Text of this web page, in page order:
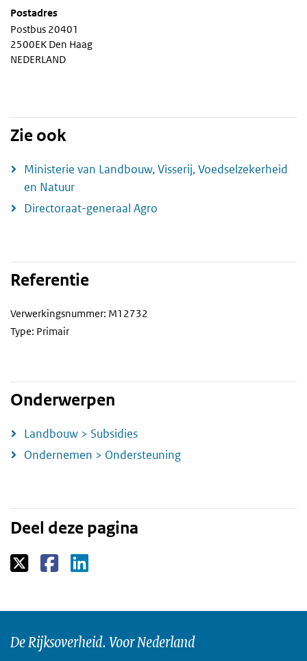
Postadres
Postbus 20401
2500EK Den Haag
NEDERLAND
Zie ook
Ministerie van Landbouw, Visserij, Voedselzekerheid
en Natuur
Directoraat-generaal Agro
Referentie
Verwerkingsnummer: M12732
Type: Primair
Onderwerpen
Landbouw > Subsidies
Ondernemen > Ondersteuning
Deel deze pagina
De Rijksoverheid. Voor Nederland